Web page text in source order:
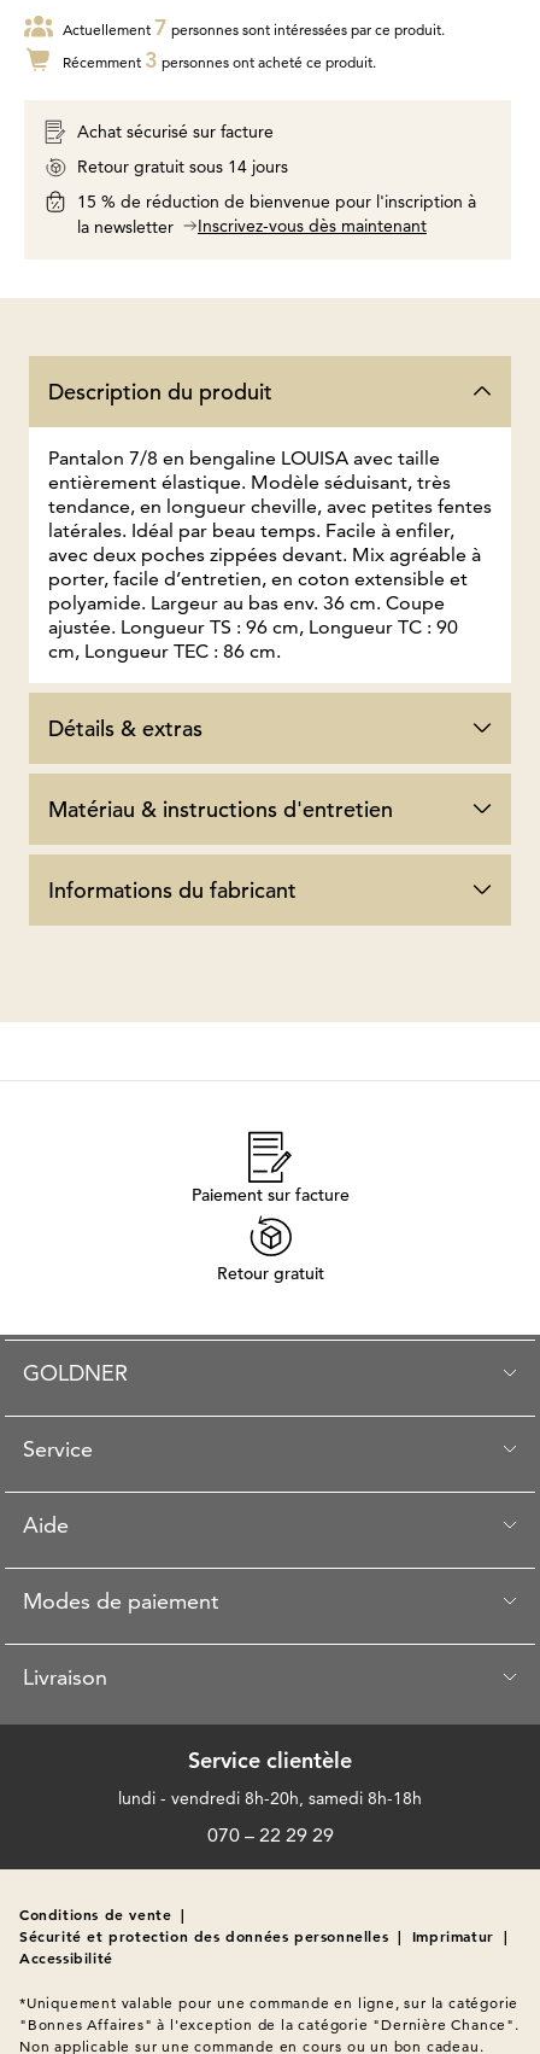
Actuellement 7 personnes sont intéressées par ce produit.
Récemment 3 personnes ont acheté ce produit.
Achat sécurisé sur facture
Retour gratuit sous 14 jours
15 % de réduction de bienvenue pour l'inscription à
la newsletter
Inscrivez-vous dès maintenant
Description du produit
Pantalon 7/8 en bengaline LOUISA avec taille
entièrement élastique. Modèle séduisant, très
tendance, en longueur cheville, avec petites fentes
latérales. Idéal par beau temps. Facile à enfiler,
avec deux poches zippées devant. Mix agréable à
porter, facile d’entretien, en coton extensible et
polyamide. Largeur au bas env. 36 cm. Coupe
ajustée. Longueur TS : 96 cm, Longueur TC : 90
cm, Longueur TEC : 86 cm.
Détails & extras
Matériau & instructions d'entretien
Informations du fabricant
Paiement sur facture
Retour gratuit
GOLDNER
Service
Aide
Modes de paiement
Livraison
Service clientèle
lundi - vendredi 8h-20h, samedi 8h-18h
070 – 22 29 29
Conditions de vente |
Sécurité et protection des données personnelles | Imprimatur |
Accessibilité
*Uniquement valable pour une commande en ligne, sur la catégorie
"Bonnes Affaires" à l'exception de la catégorie "Dernière Chance".
Non applicable sur une commande en cours ou un bon cadeau.